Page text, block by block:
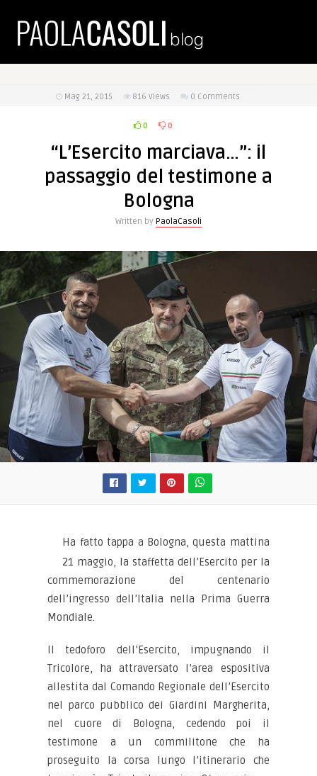
Mag 21, 2015 816 Views 0 Comments
0 0
“L’Esercito marciava…”: il
passaggio del testimone a
Bologna
Written by PaolaCasoli
Ha fatto tappa a Bologna, questa mattina
21 maggio, la staffetta dell’Esercito per la
commemorazione del centenario
dell’ingresso dell’Italia nella Prima Guerra
Mondiale.
Il tedoforo dell’Esercito, impugnando il
Tricolore, ha attraversato l’area espositiva
allestita dal Comando Regionale dell’Esercito
nel parco pubblico dei Giardini Margherita,
nel cuore di Bologna, cedendo poi il
testimone a un commilitone che ha
proseguito la corsa lungo l’itinerario che